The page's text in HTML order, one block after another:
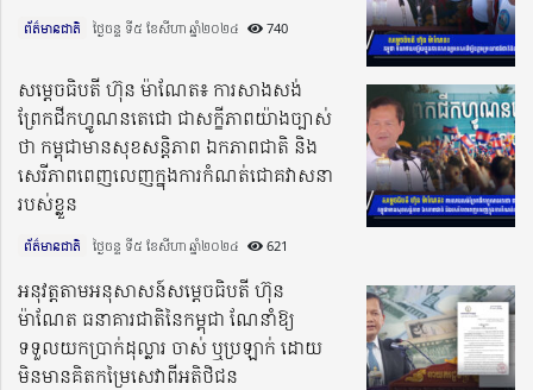
ព័ត៌មានជាតិ ថ្ងៃចន្ទ ទី៥ ខែសីហា ឆ្នាំ២០២៤​ 740
សម្តេចធិបតី ហ៊ុន ម៉ាណែត៖ ការសាងសង់
ព្រែកជីកហ្វូណនតេជោ ជាសក្ខីភាពយ៉ាងច្បាស់
ថា កម្ពុជាមានសុខសន្តិភាព ឯកភាពជាតិ និង
សេរីភាពពេញលេញក្នុងការកំណត់ជោគវាសនា
របស់ខ្លួន
ព័ត៌មានជាតិ ថ្ងៃចន្ទ ទី៥ ខែសីហា ឆ្នាំ២០២៤​ 621
អនុវត្តតាមអនុសាសន៍សម្តេចធិបតី ហ៊ុន
ម៉ាណែត ធនាគារជាតិនៃកម្ពុជា ណែនាំឱ្យ
ទទួលយកប្រាក់ដុល្លារ ចាស់ ឬប្រឡាក់ ដោយ
មិនមានគិតកម្រៃសេវាពីអតិថិជន